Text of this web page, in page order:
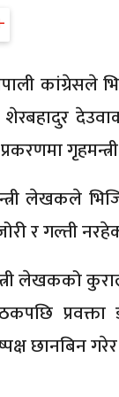
कांग्रेसले
शेरबहादुर
लेखकले
र गल्ती
लेखकको
छानबिन